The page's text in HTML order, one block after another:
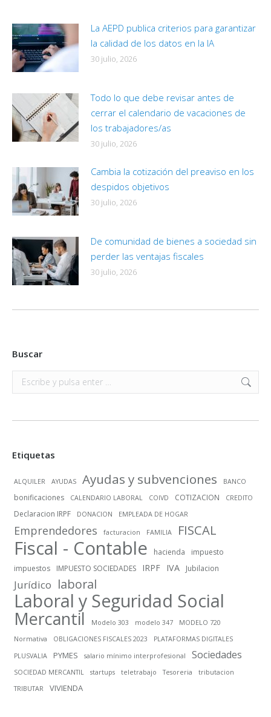
La AEPD publica criterios para garantizar
la calidad de los datos en la IA
30 julio, 2026
Todo lo que debe revisar antes de
cerrar el calendario de vacaciones de
los trabajadores/as
30 julio, 2026
Cambia la cotización del preaviso en los
despidos objetivos
30 julio, 2026
De comunidad de bienes a sociedad sin
perder las ventajas fiscales
30 julio, 2026
Buscar
Buscar:
Etiquetas
ALQUILER AYUDAS Ayudas y subvenciones BANCO
bonificaciones CALENDARIO LABORAL COIVD COTIZACION CREDITO
Declaracion IRPF DONACION EMPLEADA DE HOGAR
Emprendedores facturacion FAMILIA FISCAL
Fiscal - Contable hacienda
impuesto
impuestos
IMPUESTO SOCIEDADES IRPF IVA Jubilacion
Jurídico laboral
Laboral y Seguridad Social
Mercantil Modelo 303 modelo 347
MODELO 720
Normativa
OBLIGACIONES FISCALES 2023
PLATAFORMAS DIGITALES
PLUSVALIA
PYMES salario mínimo interprofesional Sociedades
SOCIEDAD MERCANTIL startups teletrabajo Tesoreria
tributacion
TRIBUTAR
VIVIENDA